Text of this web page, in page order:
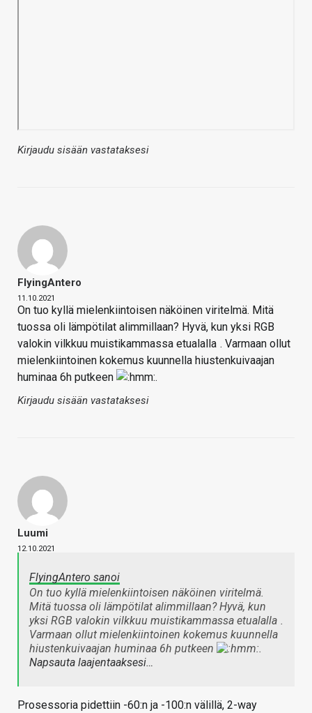
Kirjaudu sisään vastataksesi
FlyingAntero
11.10.2021
On tuo kyllä mielenkiintoisen näköinen viritelmä. Mitä
tuossa oli lämpötilat alimmillaan? Hyvä, kun yksi RGB
valokin vilkkuu muistikammassa etualalla . Varmaan ollut
mielenkiintoinen kokemus kuunnella hiustenkuivaajan
huminaa 6h putkeen
.
Kirjaudu sisään vastataksesi
Luumi
12.10.2021
FlyingAntero sanoi
On tuo kyllä mielenkiintoisen näköinen viritelmä.
Mitä tuossa oli lämpötilat alimmillaan? Hyvä, kun
yksi RGB valokin vilkkuu muistikammassa etualalla .
Varmaan ollut mielenkiintoinen kokemus kuunnella
hiustenkuivaajan huminaa 6h putkeen
.
Napsauta laajentaaksesi…
Prosessoria pidettiin -60:n ja -100:n välillä, 2-way